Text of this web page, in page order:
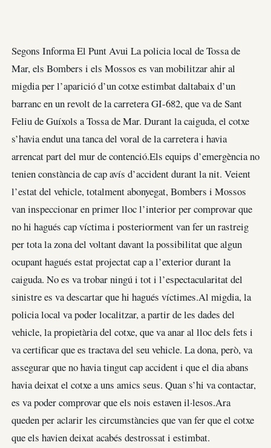
Segons Informa El Punt Avui La policia local de Tossa de
Mar, els Bombers i els Mossos es van mobilitzar ahir al
migdia per l’aparició d’un cotxe estimbat daltabaix d’un
barranc en un revolt de la carretera GI-682, que va de Sant
Feliu de Guíxols a Tossa de Mar. Durant la caiguda, el cotxe
s’havia endut una tanca del voral de la carretera i havia
arrencat part del mur de contenció.Els equips d’emergència no
tenien constància de cap avís d’accident durant la nit. Veient
l’estat del vehicle, totalment abonyegat, Bombers i Mossos
van inspeccionar en primer lloc l’interior per comprovar que
no hi hagués cap víctima i posteriorment van fer un rastreig
per tota la zona del voltant davant la possibilitat que algun
ocupant hagués estat projectat cap a l’exterior durant la
caiguda. No es va trobar ningú i tot i l’espectacularitat del
sinistre es va descartar que hi hagués víctimes.Al migdia, la
policia local va poder localitzar, a partir de les dades del
vehicle, la propietària del cotxe, que va anar al lloc dels fets i
va certificar que es tractava del seu vehicle. La dona, però, va
assegurar que no havia tingut cap accident i que el dia abans
havia deixat el cotxe a uns amics seus. Quan s’hi va contactar,
es va poder comprovar que els nois estaven il·lesos.Ara
queden per aclarir les circumstàncies que van fer que el cotxe
que els havien deixat acabés destrossat i estimbat.